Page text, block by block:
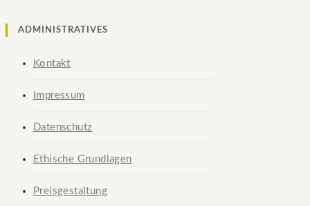
ADMINISTRATIVES
Kontakt
Impressum
Datenschutz
Ethische Grundlagen
Preisgestaltung